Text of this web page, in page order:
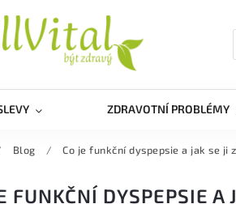
ZDRAVOTNÍ PROBLÉMY
Blog / Co je funkční dyspepsie a jak se ji
FUNKČNÍ DYSPEPSIE A